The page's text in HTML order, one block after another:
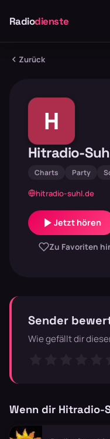
Radiodienste
Zurück
H
Hitradio-
Charts Party
hitradio-suhl.de
Jetzt hören
Zu Favoriten
Sender
Wie gefällt dir
Wenn dir Hitradio-